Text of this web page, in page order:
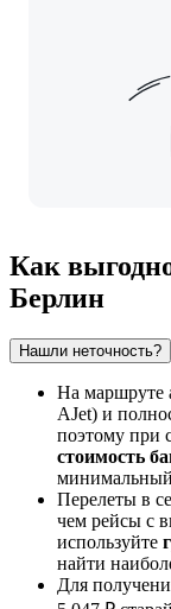
Как
Берлин
Нашли неточность?
На маршруте
AJet) и
поэтому при
стоимость
Перелеты в
чем рейсы с
используйте
найти
Для